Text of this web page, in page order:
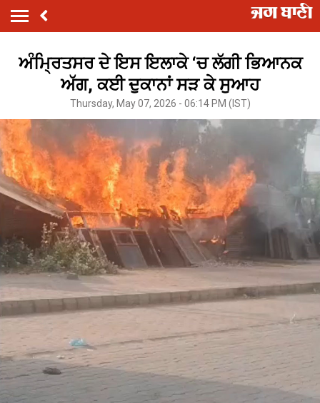
ਅੰਮ੍ਰਿਤਸਰ ਦੇ ਇਸ ਇਲਾਕੇ ‘ਚ ਲੱਗੀ ਭਿਆਨਕ
ਅੱਗ, ਕਈ ਦੁਕਾਨਾਂ ਸੜ ਕੇ ਸੁਆਹ
Thursday, May 07, 2026 - 06:14 PM (IST)